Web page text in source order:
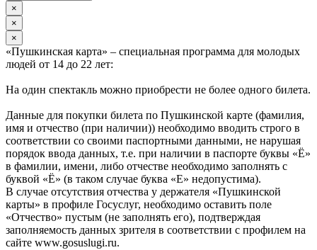
×
×
×
«Пушкинская карта» – специальная программа для молодых
людей от 14 до 22 лет:
На один спектакль можно приобрести не более одного билета.
Данные для покупки билета по Пушкинской карте (фамилия,
имя и отчество (при наличии)) необходимо вводить строго в
соответствии со своими паспортными данными, не нарушая
порядок ввода данных, т.е. при наличии в паспорте буквы «Ё»
в фамилии, имени, либо отчестве необходимо заполнять с
буквой «Ё» (в таком случае буква «Е» недопустима).
В случае отсутствия отчества у держателя «Пушкинской
карты» в профиле Госуслуг, необходимо оставить поле
«Отчество» пустым (не заполнять его), подтверждая
заполняемость данных зрителя в соответствии с профилем на
сайте www.gosuslugi.ru.